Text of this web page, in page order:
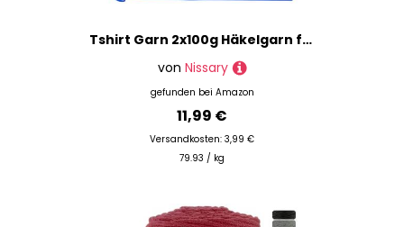
Tshirt Garn 2x100g Häkelgarn für Taschen, Häkelgarn Bändchengarn Baumwollgarn für Häkeln, Textilgarn mit 10mm Häkelnadel & Zubehör – Ideal für Taschen, Körbe & Textilprojekte
von Nissary
gefunden bei Amazon
11,99 €
Versandkosten: 3,99 €
79.93 / kg